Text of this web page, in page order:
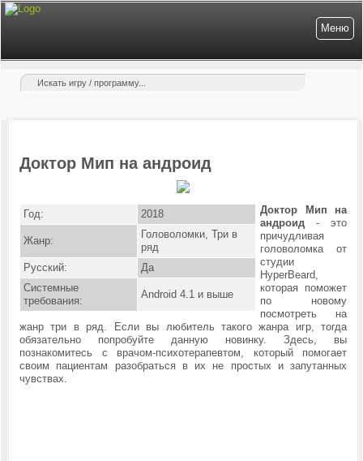
Меню
Доктор Мип на андроид
Год: 2018
Жанр:
Головоломки, Три в
ряд
Русский:
Да
Системные
требования:
Android 4.1 и выше
Доктор Мип на
андроид- это
причудливая
головоломка от
студии
HyperBeard,
которая поможет
по новому
посмотреть на
жанр три в ряд. Если вы любитель такого жанра игр, тогда
обязательно попробуйте данную новинку. Здесь, вы
познакомитесь с врачом-психотерапевтом, который помогает
своим пациентам разобраться в их не простых и запутанных
чувствах.